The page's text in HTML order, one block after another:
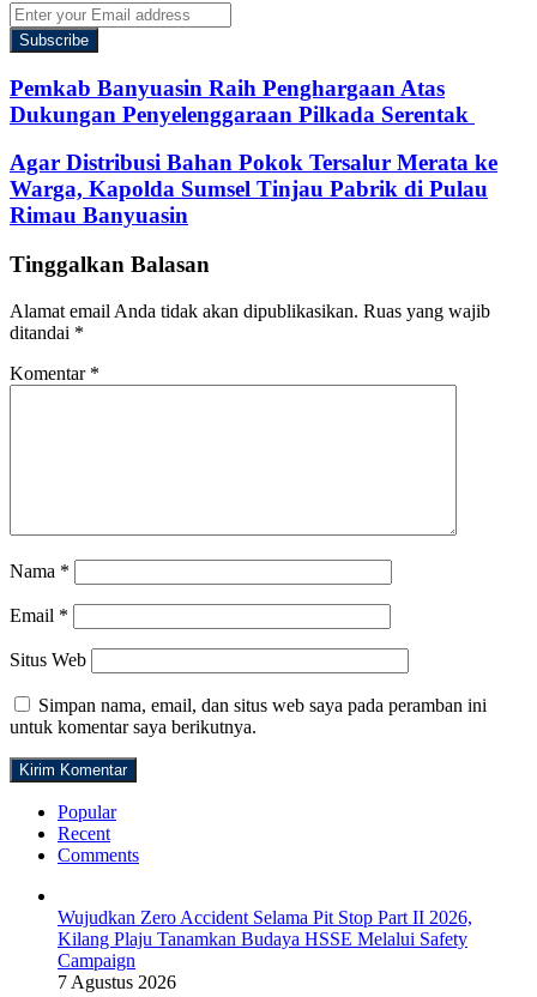
Enter
your
Email
address
Pemkab Banyuasin Raih Penghargaan Atas
Dukungan Penyelenggaraan Pilkada Serentak
Agar Distribusi Bahan Pokok Tersalur Merata ke
Warga, Kapolda Sumsel Tinjau Pabrik di Pulau
Rimau Banyuasin
Tinggalkan Balasan
Alamat email Anda tidak akan dipublikasikan. Ruas yang wajib
ditandai *
Komentar *
Nama *
Email *
Situs Web
Simpan nama, email, dan situs web saya pada peramban ini
untuk komentar saya berikutnya.
Popular
Recent
Comments
Wujudkan Zero Accident Selama Pit Stop Part II 2026,
Kilang Plaju Tanamkan Budaya HSSE Melalui Safety
Campaign
7 Agustus 2026